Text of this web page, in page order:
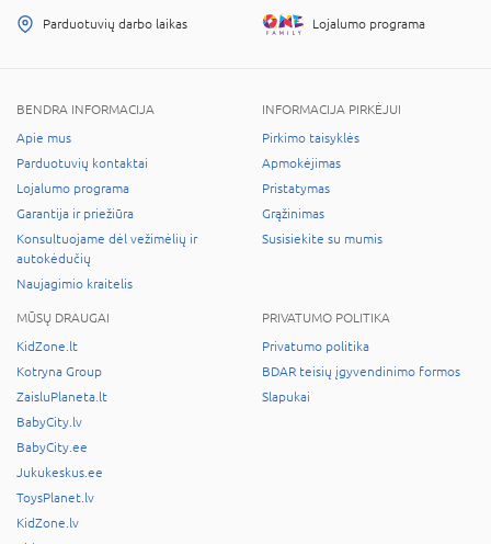
Parduotuvių darbo laikas Lojalumo programa
BENDRA INFORMACIJA
Apie mus
Parduotuvių kontaktai
Lojalumo programa
Garantija ir priežiūra
Konsultuojame dėl vežimėlių ir
autokėdučių
Naujagimio kraitelis
INFORMACIJA PIRKĖJUI
Pirkimo taisyklės
Apmokėjimas
Pristatymas
Grąžinimas
Susisiekite su mumis
MŪSŲ DRAUGAI
KidZone.lt
Kotryna Group
ZaisluPlaneta.lt
BabyCity.lv
BabyCity.ee
Jukukeskus.ee
ToysPlanet.lv
KidZone.lv
PRIVATUMO POLITIKA
Privatumo politika
BDAR teisių įgyvendinimo formos
Slapukai